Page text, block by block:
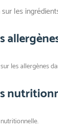
les
les allergènes